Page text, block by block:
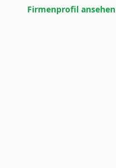
Firmenprofil ansehen